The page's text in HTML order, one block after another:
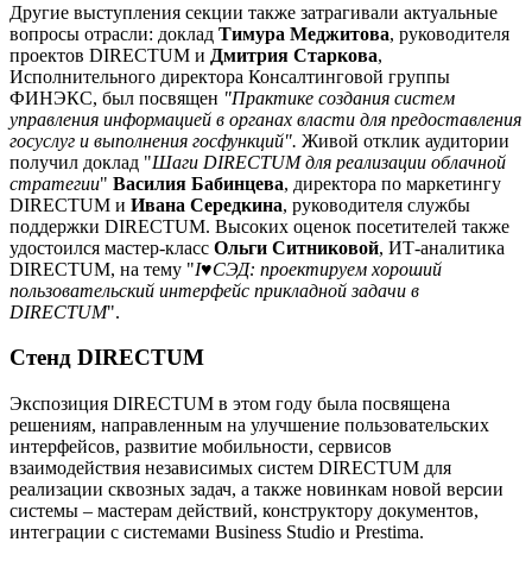
Другие выступления секции также затрагивали актуальные
вопросы отрасли: доклад Тимура Меджитова, руководителя
проектов DIRECTUM и Дмитрия Старкова,
Исполнительного директора Консалтинговой группы
ФИНЭКС, был посвящен "Практике создания систем
управления информацией в органах власти для предоставления
госуслуг и выполнения госфункций". Живой отклик аудитории
получил доклад "Шаги DIRECTUM для реализации облачной
стратегии" Василия Бабинцева, директора по маркетингу
DIRECTUM и Ивана Середкина, руководителя службы
поддержки DIRECTUM. Высоких оценок посетителей также
удостоился мастер-класс Ольги Ситниковой, ИТ-аналитика
DIRECTUM, на тему "I♥СЭД: проектируем хороший
пользовательский интерфейс прикладной задачи в
DIRECTUM".
Стенд DIRECTUM
Экспозиция DIRECTUM в этом году была посвящена
решениям, направленным на улучшение пользовательских
интерфейсов, развитие мобильности, сервисов
взаимодействия независимых систем DIRECTUM для
реализации сквозных задач, а также новинкам новой версии
системы – мастерам действий, конструктору документов,
интеграции с системами Business Studio и Prestima.